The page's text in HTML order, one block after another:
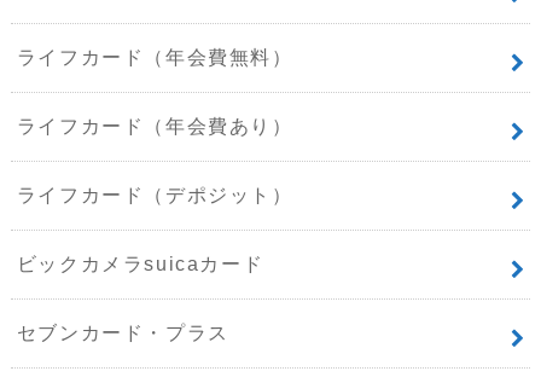
ライフカード（年会費無料）
ライフカード（年会費あり）
ライフカード（デポジット）
ビックカメラsuicaカード
セブンカード・プラス